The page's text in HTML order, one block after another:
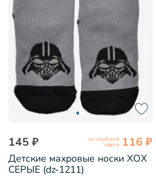
145 ₽ по клубной
карте 116 ₽
Детские махровые носки ХОХ
СЕРЫЕ (dz-1211)